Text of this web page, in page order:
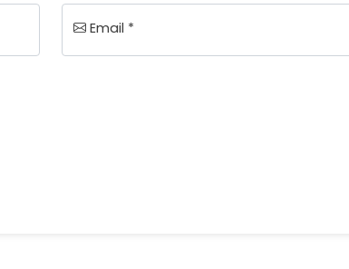
Email *